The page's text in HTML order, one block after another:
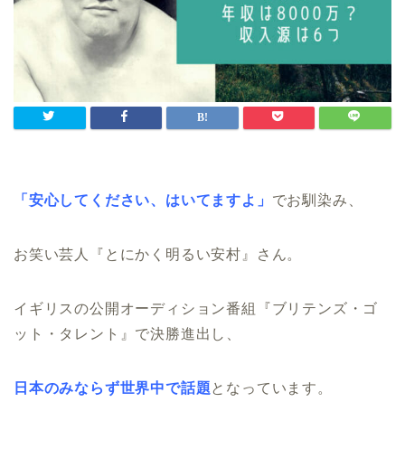
「安心してください、はいてますよ」 でお馴染み、
お笑い芸人『とにかく明るい安村』さん。
イギリスの公開オーディション番組『ブリテンズ・ゴ
ット・タレント』で決勝進出し、
日本のみならず世界中で話題となっています。